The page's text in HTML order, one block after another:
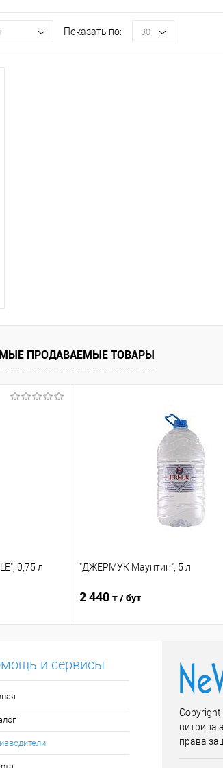
Показать по: 30
ПРОДАВАЕМЫЕ ТОВАРЫ
0,75 л "ДЖЕРМУК Маунтин", 5 л
2 440 ₸ / бут
и сервисы
Copyright
витрина
права